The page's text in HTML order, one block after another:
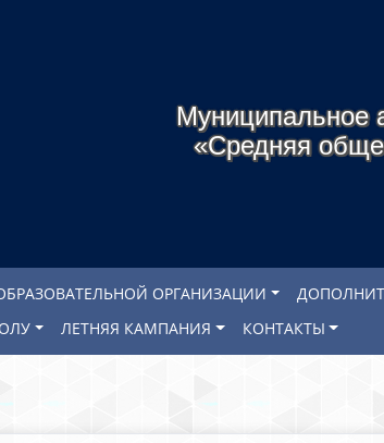
Муниципальное
«Средняя
ОРГАНИЗАЦИИ
ЛЕТНЯЯ КАМПАНИЯ КОНТАКТЫ